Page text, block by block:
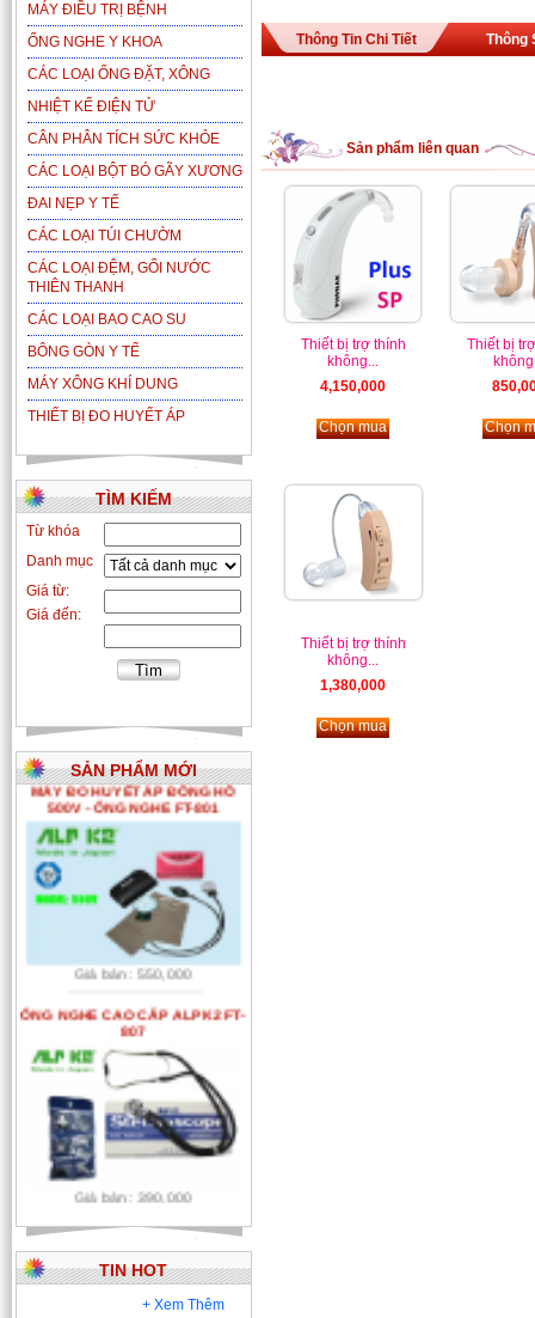
MÁY ĐIỀU TRỊ BỆNH
ỐNG NGHE Y KHOA
CÁC LOẠI ỐNG ĐẶT, XÔNG
NHIỆT KẾ ĐIỆN TỬ
CÂN PHÂN TÍCH SỨC KHỎE
CÁC LOẠI BỘT BÓ GÃY XƯƠNG
ĐAI NẸP Y TẾ
CÁC LOẠI TÚI CHƯỜM
CÁC LOẠI ĐỆM, GỐI NƯỚC
THIÊN THANH
CÁC LOẠI BAO CAO SU
BÔNG GÒN Y TẾ
MÁY XÔNG KHÍ DUNG
THIẾT BỊ ĐO HUYẾT ÁP
TÌM KIẾM
Từ khóa
Danh mục
Giá từ:
Giá đến:
SẢN PHẨM MỚI
MÁY ĐO HUYẾT ÁP DÀNH CHO
TRẺ EM ALPK2 MODEL 500C3 -
KÈM ỐNG NGHE FT-801
Giá bán : 690,000
MÁY ĐO HUYẾT ÁP ĐỒNG HỒ
500V - ỐNG NGHE FT-801
Giá bán : 550,000
807
Giá bán : 390,000
dùng phổ biến tại các Bệnh viện
TIN HOT
+ Xem Thêm
Thông Tin Chi Tiết Thông
Sản phẩm liên quan
Thiết bị trợ thính
không...
4,150,000
Chọn mua
Thiết bị
Chọn
Thiết bị trợ thính
không...
1,380,000
Chọn mua